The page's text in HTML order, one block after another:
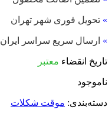
» تحویل فوری شهر تهران
» ارسال سریع سراسر ایران
تاریخ انقضاء معتبر
ناموجود
دسته‌بندی: موقت شکلات